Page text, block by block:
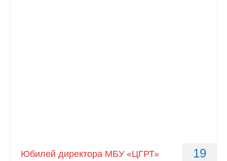
19
Юбилей директора МБУ «ЦГРТ»